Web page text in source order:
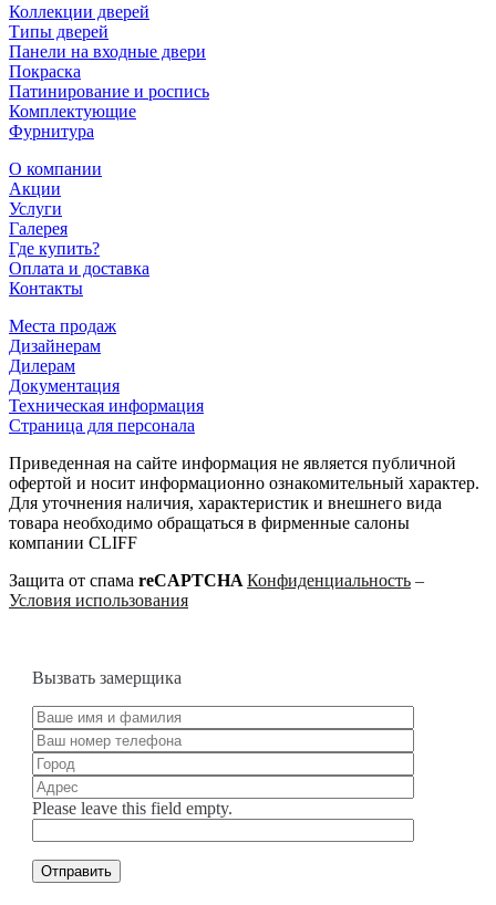
Коллекции дверей
Типы дверей
Панели на входные двери
Покраска
Патинирование и роспись
Комплектующие
Фурнитура
О компании
Акции
Услуги
Галерея
Где купить?
Оплата и доставка
Контакты
Места продаж
Дизайнерам
Дилерам
Документация
Техническая информация
Страница для персонала
Приведенная на сайте информация не является публичной
офертой и носит информационно ознакомительный характер.
Для уточнения наличия, характеристик и внешнего вида
товара необходимо обращаться в фирменные салоны
компании CLIFF
Защита от спама reCAPTCHA Конфиденциальность –
Условия использования
Вызвать замерщика
Please leave this field empty.